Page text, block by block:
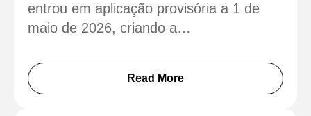
entrou em aplicação provisória a 1 de
maio de 2026, criando a…
Read More